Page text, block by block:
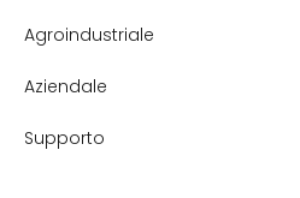
Agroindustriale
Aziendale
Supporto